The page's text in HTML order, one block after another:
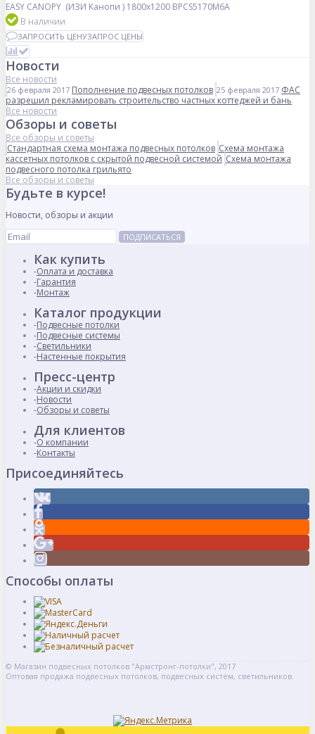
EASY CANOPY (ИЗИ Канопи ) 1800x1200 BPCS5170M6A
В наличии
ЗАПРОСИТЬ ЦЕНУЗАПРОС ЦЕНЫ
Новости
Все новости
26 февраля 2017 Пополнение подвесных потолков 25 февраля 2017 ФАС
разрешил рекламировать строительство частных коттеджей и бань
Все новости
Обзоры и советы
Все обзоры и советы
Стандартная схема монтажа подвесных потолков Схема монтажа
кассетных потолков с скрытой подвесной системой Схема монтажа
подвесного потолка грильято
Все обзоры и советы
Будьте в курсе!
Новости, обзоры и акции
ПОДПИСАТЬСЯ
Как купить
Оплата и доставка
Гарантия
Монтаж
Каталог продукции
Подвесные потолки
Подвесные системы
Светильники
Настенные покрытия
Пресс-центр
Акции и скидки
Новости
Обзоры и советы
Для клиентов
О компании
Контакты
Присоединяйтесь
Способы оплаты
© Магазин подвесных потолков "Армстронг-потолки", 2017
Оптовая продажа подвесных потолков, подвесных систем, светильников.